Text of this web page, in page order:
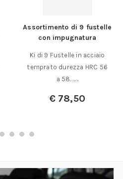
Assortimento di 9 fustelle
con impugnatura
Ki di 9 Fustelle in acciaio
temprato durezza HRC 56
a 58.……
€78,50